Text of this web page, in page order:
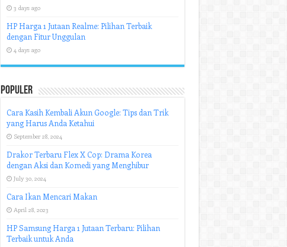
3 days ago
HP Harga 1 Jutaan Realme: Pilihan Terbaik
dengan Fitur Unggulan
4 days ago
Populer
Cara Kasih Kembali Akun Google: Tips dan Trik
yang Harus Anda Ketahui
September 28, 2024
Drakor Terbaru Flex X Cop: Drama Korea
dengan Aksi dan Komedi yang Menghibur
July 30, 2024
Cara Ikan Mencari Makan
April 28, 2023
HP Samsung Harga 1 Jutaan Terbaru: Pilihan
Terbaik untuk Anda